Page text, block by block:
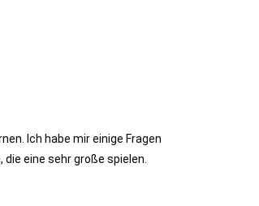
Ich habe mir einige Fragen
eine sehr große spielen.